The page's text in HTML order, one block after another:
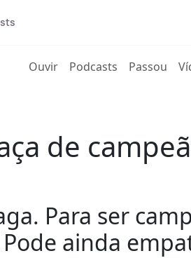
Ouvir(current)
Podcasts Passou
de
Para ser
ainda